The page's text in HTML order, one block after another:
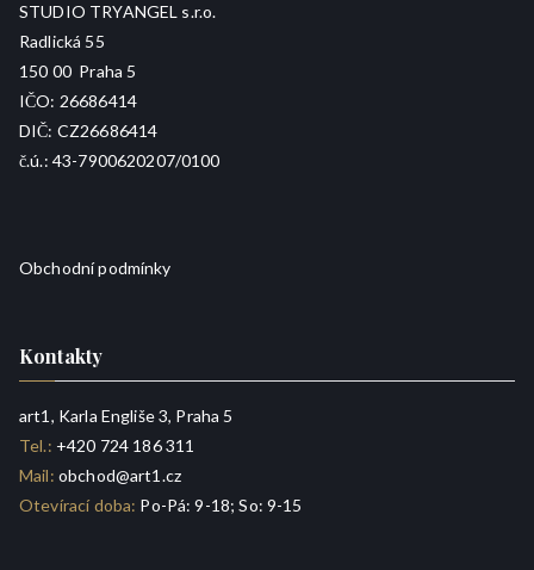
STUDIO TRYANGEL s.r.o.
Radlická 55
150 00 Praha 5
IČO: 26686414
DIČ: CZ26686414
č.ú.: 43-7900620207/0100
Obchodní podmínky
Kontakty
art1, Karla Engliše 3, Praha 5
Tel.: +420 724 186 311
Mail: obchod@art1.cz
Otevírací doba: Po-Pá: 9-18; So: 9-15